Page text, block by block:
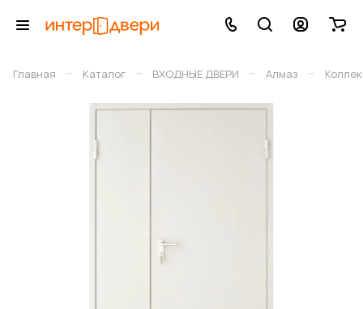
Главная – Каталог – ВХОДНЫЕ ДВЕРИ – Алмаз –